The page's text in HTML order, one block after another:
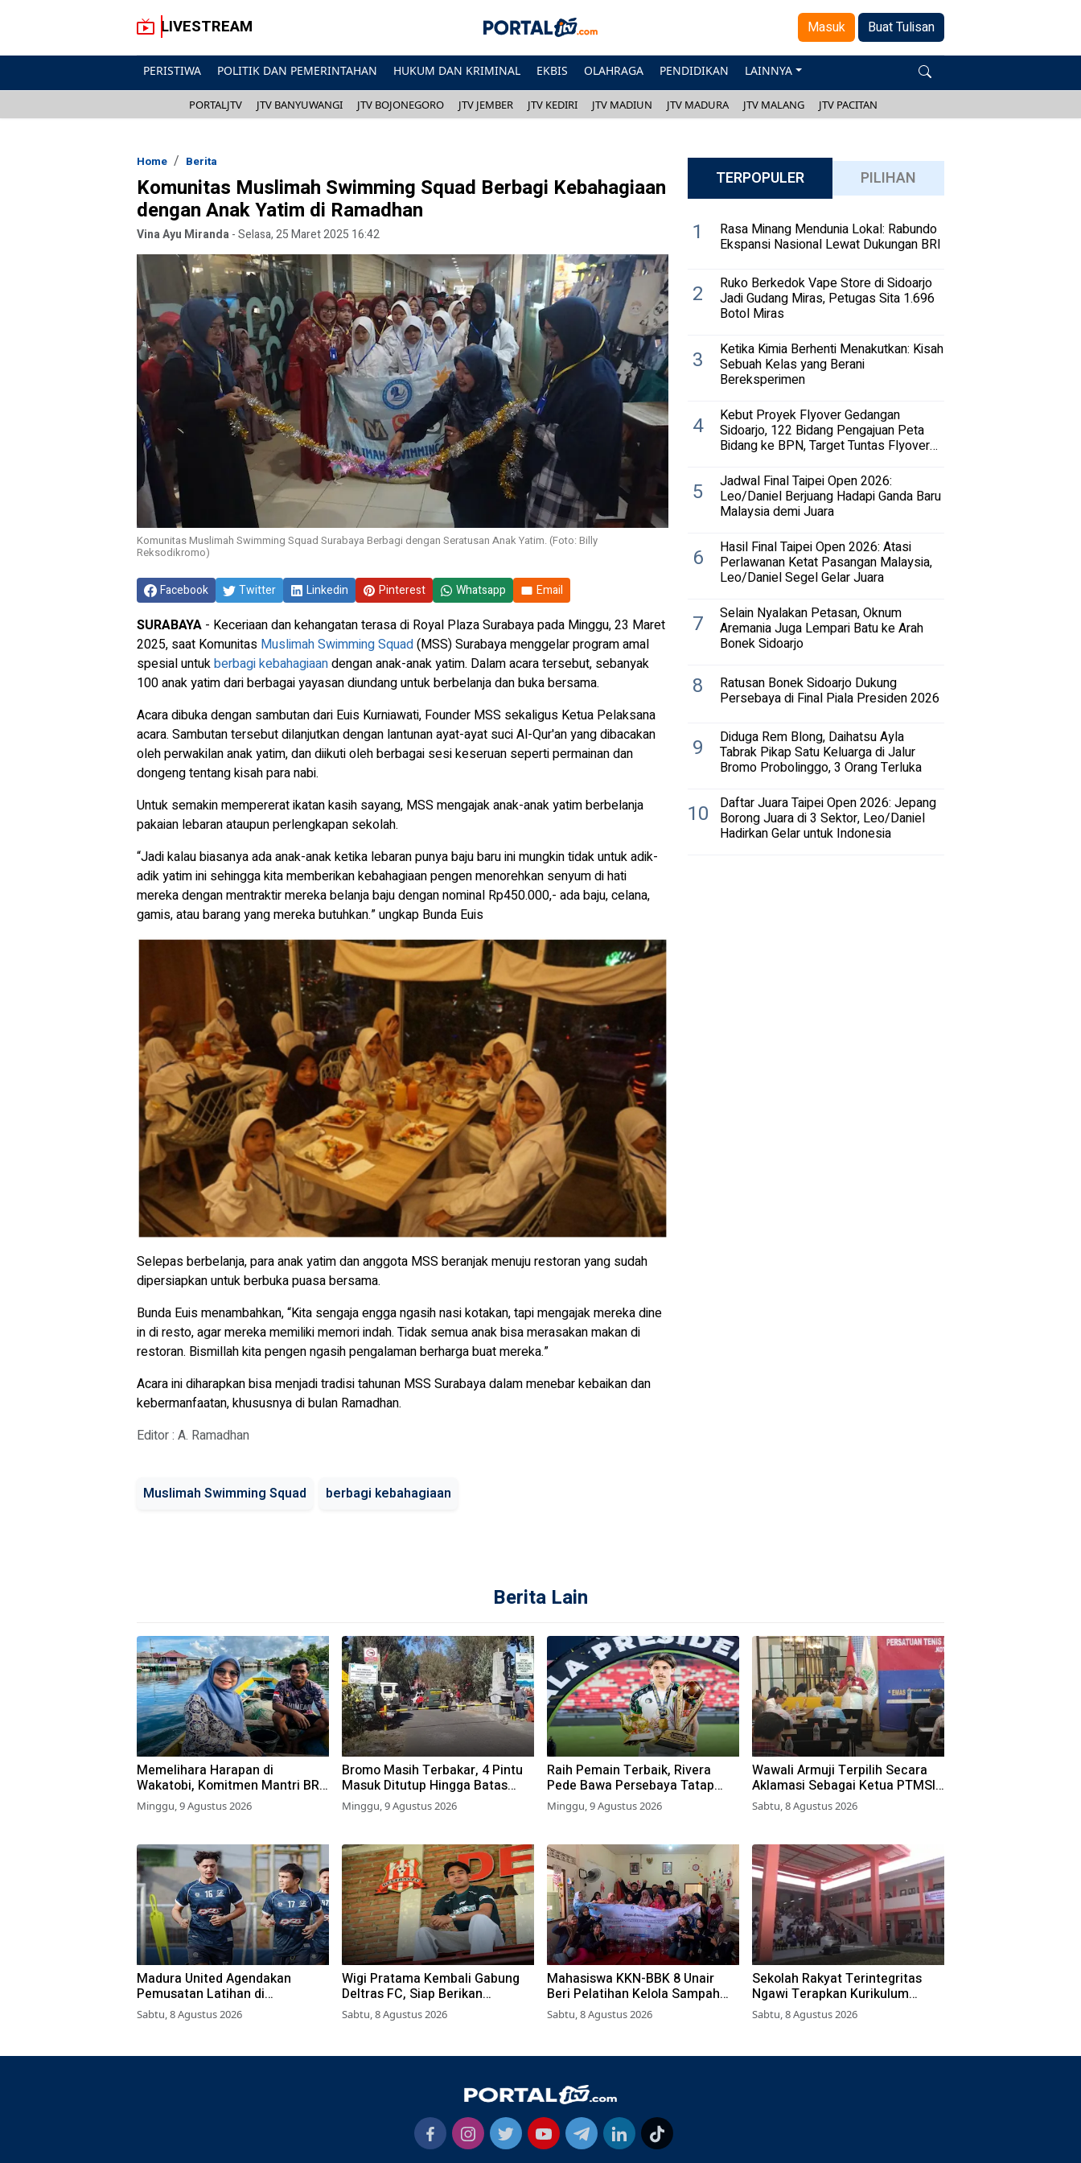
LIVESTREAM Masuk Buat Tulisan
PERISTIWA POLITIK DAN PEMERINTAHAN HUKUM DAN KRIMINAL EKBIS OLAHRAGA PENDIDIKAN LAINNYA
PORTALJTV JTV BANYUWANGI JTV BOJONEGORO JTV JEMBER JTV KEDIRI JTV MADIUN JTV MADURA JTV MALANG JTV PACITAN
Home Berita
Komunitas Muslimah Swimming Squad Berbagi Kebahagiaan
dengan Anak Yatim di Ramadhan
Vina Ayu Miranda-Selasa, 25 Maret 2025 16:42
Komunitas Muslimah Swimming Squad Surabaya Berbagi dengan Seratusan Anak Yatim. (Foto: Billy
Reksodikromo)
Facebook Twitter Linkedin Pinterest Whatsapp Email
SURABAYA - Keceriaan dan kehangatan terasa di Royal Plaza Surabaya pada Minggu, 23 Maret
2025, saat Komunitas Muslimah Swimming Squad(MSS) Surabaya menggelar program amal
spesial untukberbagi kebahagiaandengan anak-anak yatim. Dalam acara tersebut, sebanyak
100 anak yatim dari berbagai yayasan diundang untuk berbelanja dan buka bersama.
Acara dibuka dengan sambutan dari Euis Kurniawati, Founder MSS sekaligus Ketua Pelaksana
acara. Sambutan tersebut dilanjutkan dengan lantunan ayat-ayat suci Al-Qur'an yang dibacakan
oleh perwakilan anak yatim, dan diikuti oleh berbagai sesi keseruan seperti permainan dan
dongeng tentang kisah para nabi.
Untuk semakin mempererat ikatan kasih sayang, MSS mengajak anak-anak yatim berbelanja
pakaian lebaran ataupun perlengkapan sekolah.
“Jadi kalau biasanya ada anak-anak ketika lebaran punya baju baru ini mungkin tidak untuk adik-
adik yatim ini sehingga kita memberikan kebahagiaan pengen menorehkan senyum di hati
mereka dengan mentraktir mereka belanja baju dengan nominal Rp450.000,- ada baju, celana,
gamis, atau barang yang mereka butuhkan.” ungkap Bunda Euis
Selepas berbelanja, para anak yatim dan anggota MSS beranjak menuju restoran yang sudah
dipersiapkan untuk berbuka puasa bersama.
Bunda Euis menambahkan,“Kita sengaja engga ngasih nasi kotakan, tapi mengajak mereka dine
in di resto, agar mereka memiliki memori indah. Tidak semua anak bisa merasakan makan di
restoran. Bismillah kita pengen ngasih pengalaman berharga buat mereka.”
Acara ini diharapkan bisa menjadi tradisi tahunan MSS Surabaya dalam menebar kebaikan dan
kebermanfaatan, khususnya di bulan Ramadhan.
Editor : A. Ramadhan
Muslimah Swimming Squad berbagi kebahagiaan
TERPOPULER PILIHAN
1 Rasa Minang Mendunia Lokal: Rabundo
Ekspansi Nasional Lewat Dukungan BRI
2 Ruko Berkedok Vape Store di Sidoarjo
Jadi Gudang Miras, Petugas Sita 1.696
Botol Miras
3 Ketika Kimia Berhenti Menakutkan: Kisah
Sebuah Kelas yang Berani
Bereksperimen
4 Kebut Proyek Flyover Gedangan
Sidoarjo, 122 Bidang Pengajuan Peta
Bidang ke BPN, Target Tuntas Flyover
5 Jadwal Final Taipei Open 2026:
Leo/Daniel Berjuang Hadapi Ganda Baru
Malaysia demi Juara
6 Hasil Final Taipei Open 2026: Atasi
Perlawanan Ketat Pasangan Malaysia,
Leo/Daniel Segel Gelar Juara
7 Selain Nyalakan Petasan, Oknum
Aremania Juga Lempari Batu ke Arah
Bonek Sidoarjo
8 Ratusan Bonek Sidoarjo Dukung
Persebaya di Final Piala Presiden 2026
9 Diduga Rem Blong, Daihatsu Ayla
Tabrak Pikap Satu Keluarga di Jalur
Bromo Probolinggo, 3 Orang Terluka
10 Daftar Juara Taipei Open 2026: Jepang
Borong Juara di 3 Sektor, Leo/Daniel
Hadirkan Gelar untuk Indonesia
Berita Lain
Memelihara Harapan di
Wakatobi, Komitmen Mantri BRI
untuk Masyarakat Bahari
Minggu, 9 Agustus 2026
Bromo Masih Terbakar, 4 Pintu
Masuk Ditutup Hingga Batas
Waktu Belum Ditentukan
Minggu, 9 Agustus 2026
Raih Pemain Terbaik, Rivera
Pede Bawa Persebaya Tatap
Musim 2026-2027
Minggu, 9 Agustus 2026
Wawali Armuji Terpilih Secara
Aklamasi Sebagai Ketua PTMSI
Kota Surabaya
Sabtu, 8 Agustus 2026
Madura United Agendakan
Pemusatan Latihan di
Yogyakarta
Sabtu, 8 Agustus 2026
Wigi Pratama Kembali Gabung
Deltras FC, Siap Berikan
Performa Terbaik
Sabtu, 8 Agustus 2026
Mahasiswa KKN-BBK 8 Unair
Beri Pelatihan Kelola Sampah
Organik ke Warga Simokerto
Surabaya
Sabtu, 8 Agustus 2026
Sekolah Rakyat Terintegritas
Ngawi Terapkan Kurikulum
Berbasis Asrama
Sabtu, 8 Agustus 2026